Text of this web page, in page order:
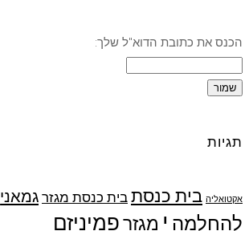
הכנס את כתובת הדוא"ל שלך:
תגיות
אקטואליה בית כנסת בית כנסת מגזר גמאני
להחלמה י מגזרפמיניזם